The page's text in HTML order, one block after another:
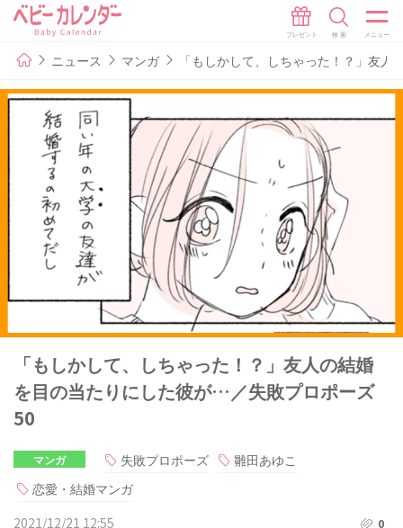
ニュース マンガ 「もしかして、しちゃった！？」友
「もしかして、しちゃった！？」友人の結婚
を目の当たりにした彼が…／失敗プロポーズ
50
マンガ 失敗プロポーズ
雛田あゆこ
恋愛・結婚マンガ
2021/12/21 12:55
0